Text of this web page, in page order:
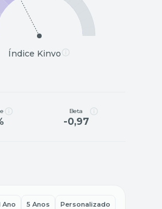
Índice Kinvo
Beta
-0,97
Ano 5 Anos Personalizado